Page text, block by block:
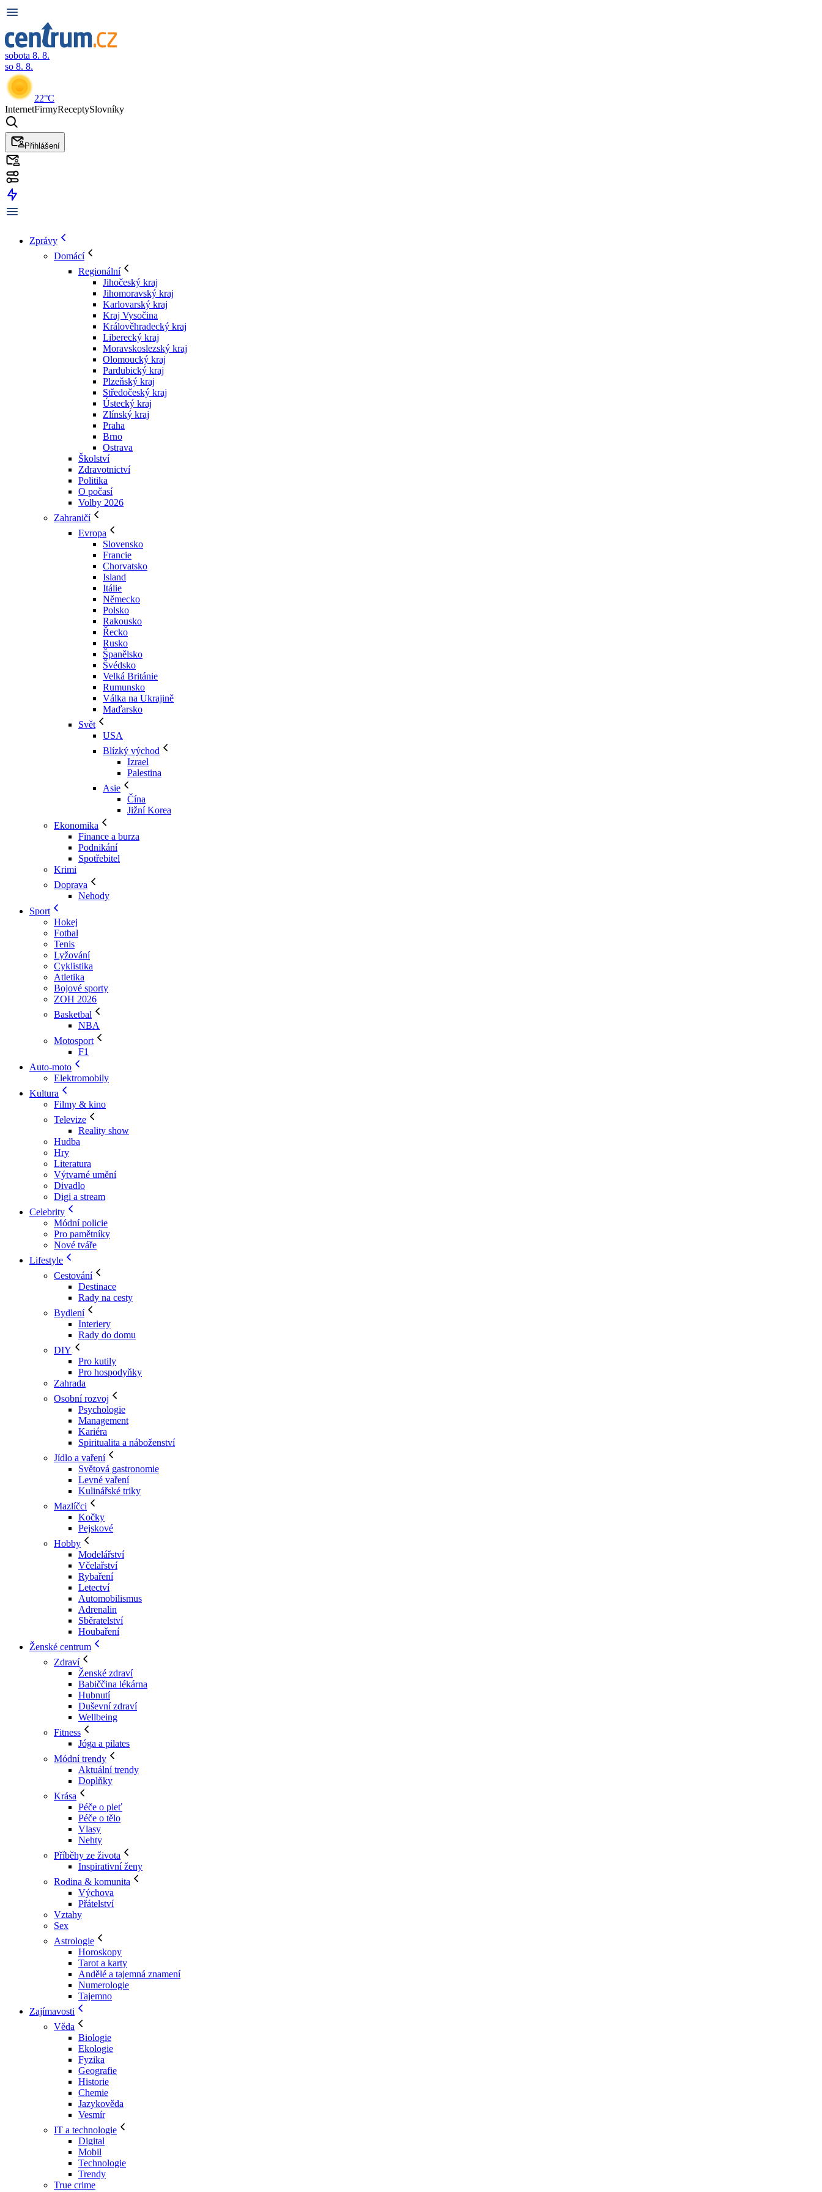
sobota 8. 8.
so 8. 8.
22°C
InternetFirmyReceptySlovníky
Přihlášení
Zprávy
Domácí
Regionální
Jihočeský kraj
Jihomoravský kraj
Karlovarský kraj
Kraj Vysočina
Králověhradecký kraj
Liberecký kraj
Moravskoslezský kraj
Olomoucký kraj
Pardubický kraj
Plzeňský kraj
Středočeský kraj
Ústecký kraj
Zlínský kraj
Praha
Brno
Ostrava
Školství
Zdravotnictví
Politika
O počasí
Volby 2026
Zahraničí
Evropa
Slovensko
Francie
Chorvatsko
Island
Itálie
Německo
Polsko
Rakousko
Řecko
Rusko
Španělsko
Švédsko
Velká Británie
Rumunsko
Válka na Ukrajině
Maďarsko
Svět
USA
Blízký východ
Izrael
Palestina
Asie
Čína
Jižní Korea
Ekonomika
Finance a burza
Podnikání
Spotřebitel
Krimi
Doprava
Nehody
Sport
Hokej
Fotbal
Tenis
Lyžování
Cyklistika
Atletika
Bojové sporty
ZOH 2026
Basketbal
NBA
Motosport
F1
Auto-moto
Elektromobily
Kultura
Filmy & kino
Televize
Reality show
Hudba
Hry
Literatura
Výtvarné umění
Divadlo
Digi a stream
Celebrity
Módní policie
Pro pamětníky
Nové tváře
Lifestyle
Cestování
Destinace
Rady na cesty
Bydlení
Interiery
Rady do domu
DIY
Pro kutily
Pro hospodyňky
Zahrada
Osobní rozvoj
Psychologie
Management
Kariéra
Spiritualita a náboženství
Jídlo a vaření
Světová gastronomie
Levné vaření
Kulinářské triky
Mazlíčci
Kočky
Pejskové
Hobby
Modelářství
Včelařství
Rybaření
Letectví
Automobilismus
Adrenalin
Sběratelství
Houbaření
Ženské centrum
Zdraví
Ženské zdraví
Babiččina lékárna
Hubnutí
Duševní zdraví
Wellbeing
Fitness
Jóga a pilates
Módní trendy
Aktuální trendy
Doplňky
Krása
Péče o pleť
Péče o tělo
Vlasy
Nehty
Příběhy ze života
Inspirativní ženy
Rodina & komunita
Výchova
Přátelství
Vztahy
Sex
Astrologie
Horoskopy
Tarot a karty
Andělé a tajemná znamení
Numerologie
Tajemno
Zajímavosti
Věda
Biologie
Ekologie
Fyzika
Geografie
Historie
Chemie
Jazykověda
Vesmír
IT a technologie
Digital
Mobil
Technologie
Trendy
True crime